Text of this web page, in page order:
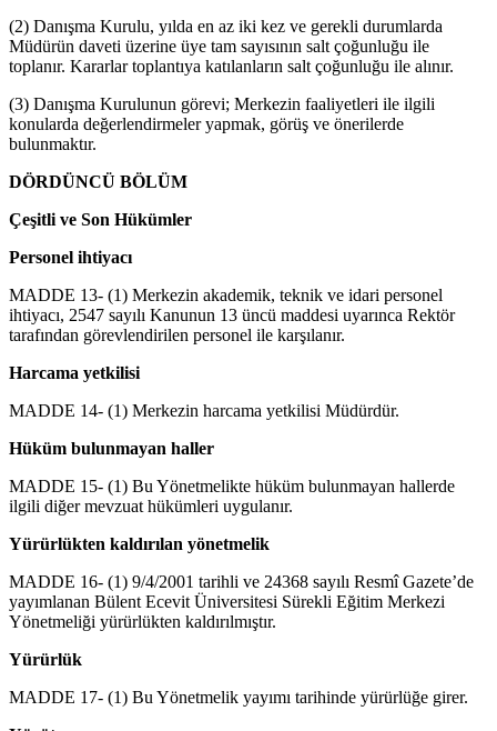
(2) Danışma Kurulu, yılda en az iki kez ve gerekli durumlarda
Müdürün daveti üzerine üye tam sayısının salt çoğunluğu ile
toplanır. Kararlar toplantıya katılanların salt çoğunluğu ile alınır.
(3) Danışma Kurulunun görevi; Merkezin faaliyetleri ile ilgili
konularda değerlendirmeler yapmak, görüş ve önerilerde
bulunmaktır.
DÖRDÜNCÜ BÖLÜM
Çeşitli ve Son Hükümler
Personel ihtiyacı
MADDE 13- (1) Merkezin akademik, teknik ve idari personel
ihtiyacı, 2547 sayılı Kanunun 13 üncü maddesi uyarınca Rektör
tarafından görevlendirilen personel ile karşılanır.
Harcama yetkilisi
MADDE 14- (1) Merkezin harcama yetkilisi Müdürdür.
Hüküm bulunmayan haller
MADDE 15- (1) Bu Yönetmelikte hüküm bulunmayan hallerde
ilgili diğer mevzuat hükümleri uygulanır.
Yürürlükten kaldırılan yönetmelik
MADDE 16- (1) 9/4/2001 tarihli ve 24368 sayılı Resmî Gazete’de
yayımlanan Bülent Ecevit Üniversitesi Sürekli Eğitim Merkezi
Yönetmeliği yürürlükten kaldırılmıştır.
Yürürlük
MADDE 17- (1) Bu Yönetmelik yayımı tarihinde yürürlüğe girer.